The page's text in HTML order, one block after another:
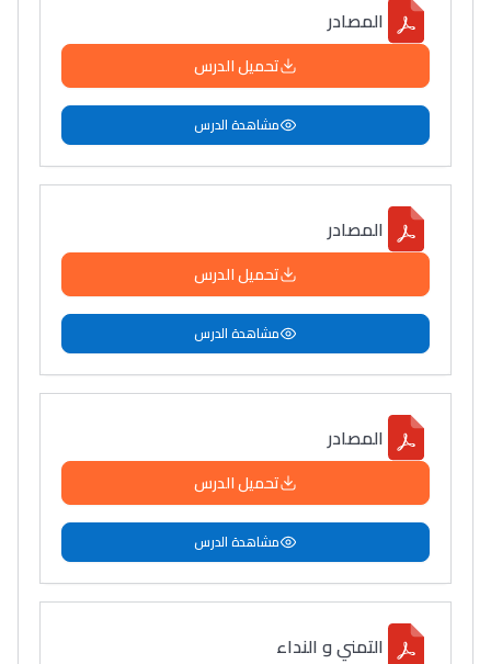
المصادر
تحميل الدرس
مشاهدة الدرس
المصادر
تحميل الدرس
مشاهدة الدرس
المصادر
تحميل الدرس
مشاهدة الدرس
التمني و النداء